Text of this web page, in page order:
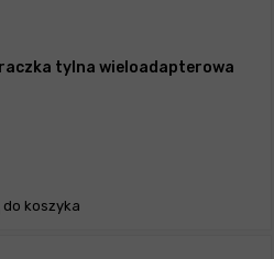
tylna wieloadapterowa
do koszyka